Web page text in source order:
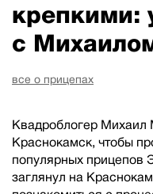
крепкими:
с
все о прицепах
Квадроблогер Михаил
Краснокамск, чтобы
популярных прицепов
заглянул на